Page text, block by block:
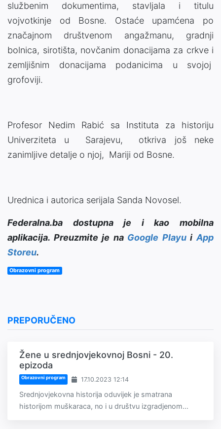
službenim dokumentima, stavljala i titulu
vojvotkinje od Bosne. Ostaće upamćena po
značajnom društvenom angažmanu, gradnji
bolnica, sirotišta, novčanim donacijama za crkve i
zemljišnim donacijama podanicima u svojoj
grofoviji.
Profesor Nedim Rabić sa Instituta za historiju
Univerziteta u Sarajevu, otkriva još neke
zanimljive detalje o njoj, Mariji od Bosne.
Urednica i autorica serijala Sanda Novosel.
Federalna.ba dostupna je i kao mobilna
aplikacija. Preuzmite je na Google PlayuiApp
Storeu.
Obrazovni program
PREPORUČENO
Žene u srednjovjekovnoj Bosni - 20.
epizoda
Obrazovni program 17.10.2023 12:14
Srednjovjekovna historija oduvijek je smatrana
historijom muškaraca, no i u društvu izgradjenom...